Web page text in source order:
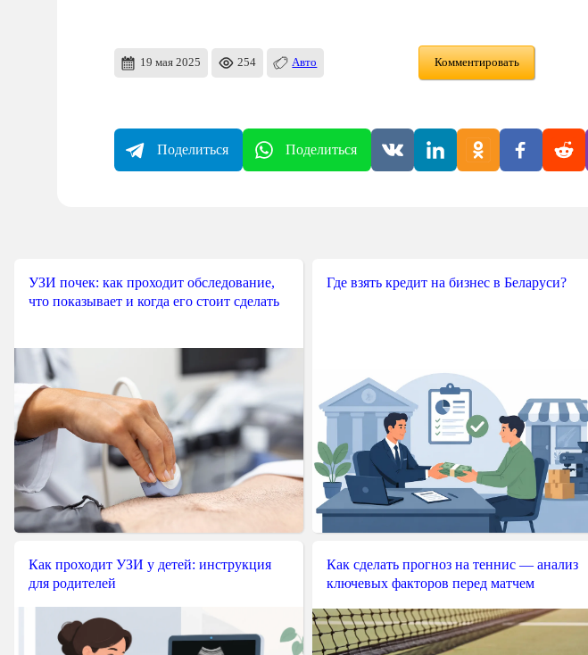
19 мая 2025 254 Авто Комментировать
Поделиться Поделиться
УЗИ почек: как проходит обследование,
что показывает и когда его стоит сделать
Где взять кредит на бизнес в Беларуси?
Как проходит УЗИ у детей: инструкция
для родителей
Как сделать прогноз на теннис — анализ
ключевых факторов перед матчем